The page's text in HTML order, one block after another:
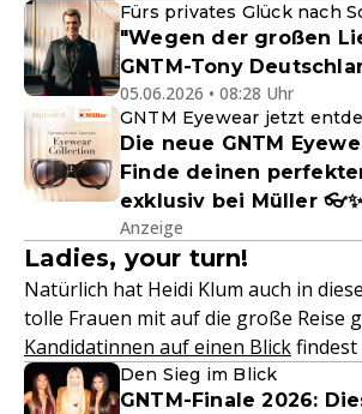
Fürs privates Glück nach
"Wegen der großen
GNTM-Tony
05.06.2026 • 08:28 Uhr
GNTM Eyewear jetzt
Die neue GNTM
Finde deinen
exklusiv bei Müller
Anzeige
Ladies, your turn!
Natürlich hat Heidi Klum auch in
tolle Frauen mit auf die große Reise
Kandidatinnen auf einen Blickfindest
Den Sieg im Blick
GNTM-Finale 2026: